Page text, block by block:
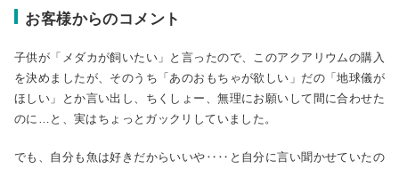
お客様からのコメント
子供が「メダカが飼いたい」と言ったので、このアクアリウムの購入
を決めましたが、そのうち「あのおもちゃが欲しい」だの「地球儀が
ほしい」とか言い出し、ちくしょー、無理にお願いして間に合わせた
のに…と、実はちょっとガックリしていました。
でも、自分も魚は好きだからいいや‥‥と自分に言い聞かせていたの